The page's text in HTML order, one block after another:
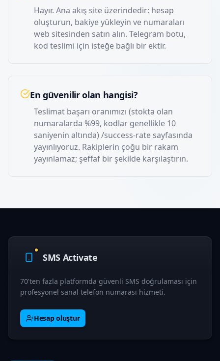
Hayır. Ana akış site üzerindedir: hesap
oluşturun, bakiye yükleyin ve numaraları
web sitesinden satın alın. Telegram botu,
kod teslimi için isteğe bağlı bir ektir.
En güvenilir olan hangisi?
Teslimat başarı oranımızı (stokta olan
numaralarda %99, kodlar genellikle 10
saniyenin altında) /success-rate sayfasında
yayınlıyoruz. Rakiplerin çoğu bir rakam
yayınlamaz; şeffaf bir şekilde karşılaştırın.
SMS Activate
70'ten fazla platformda güvenli SMS doğrulaması için
profesyonel sanal telefon numarası hizmeti.
Hesap oluştur